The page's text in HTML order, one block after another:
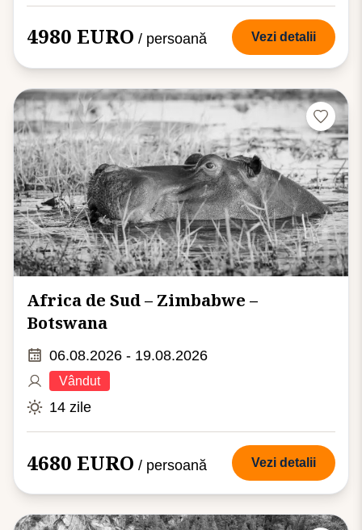
4980 EURO / persoană Vezi detalii
Africa de Sud – Zimbabwe –
Botswana
06.08.2026 - 19.08.2026
Vândut
14 zile
4680 EURO / persoană Vezi detalii